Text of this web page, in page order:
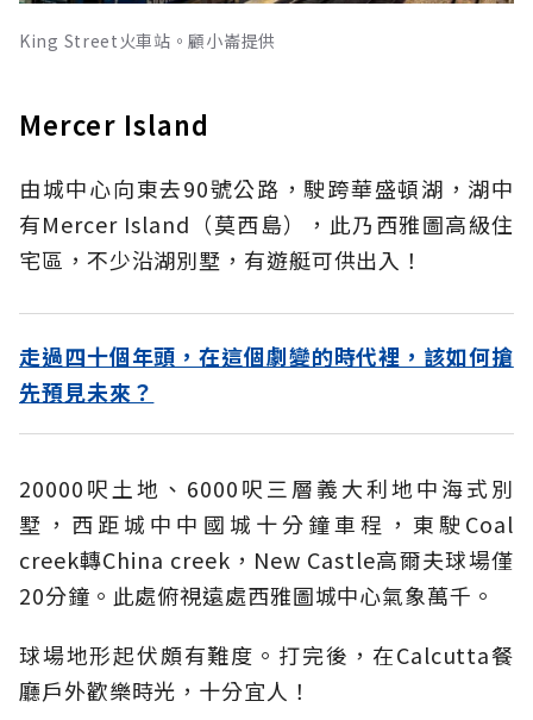
King Street火車站。顧小崙提供
Mercer Island
由城中心向東去90號公路，駛跨華盛頓湖，湖中
有Mercer Island（莫西島），此乃西雅圖高級住
宅區，不少沿湖別墅，有遊艇可供出入！
走過四十個年頭，在這個劇變的時代裡，該如何搶
先預見未來？
20000呎土地、6000呎三層義大利地中海式別
墅，西距城中中國城十分鐘車程，東駛Coal
creek轉China creek，New Castle高爾夫球場僅
20分鐘。此處俯視遠處西雅圖城中心氣象萬千。
球場地形起伏頗有難度。打完後，在Calcutta餐
廳戶外歡樂時光，十分宜人！